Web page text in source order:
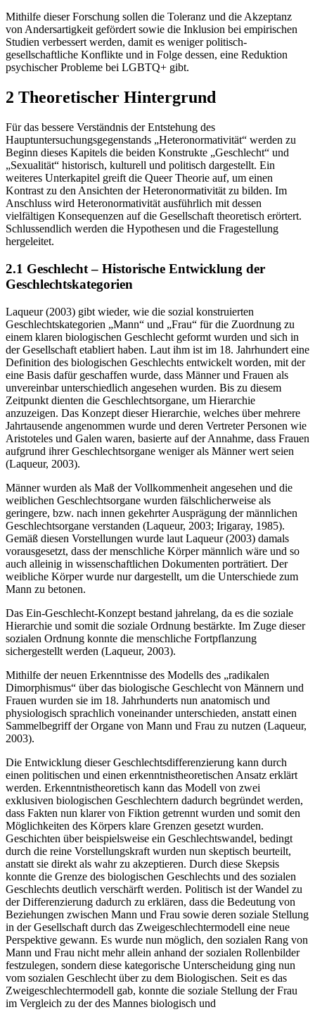
Mithilfe dieser Forschung sollen die Toleranz und die Akzeptanz
von Andersartigkeit gefördert sowie die Inklusion bei empirischen
Studien verbessert werden, damit es weniger politisch-
gesellschaftliche Konflikte und in Folge dessen, eine Reduktion
psychischer Probleme bei LGBTQ+ gibt.
2 Theoretischer Hintergrund
Für das bessere Verständnis der Entstehung des
Hauptuntersuchungsgegenstands „Heteronormativität“ werden zu
Beginn dieses Kapitels die beiden Konstrukte „Geschlecht“ und
„Sexualität“ historisch, kulturell und politisch dargestellt. Ein
weiteres Unterkapitel greift die Queer Theorie auf, um einen
Kontrast zu den Ansichten der Heteronormativität zu bilden. Im
Anschluss wird Heteronormativität ausführlich mit dessen
vielfältigen Konsequenzen auf die Gesellschaft theoretisch erörtert.
Schlussendlich werden die Hypothesen und die Fragestellung
hergeleitet.
2.1 Geschlecht – Historische Entwicklung der
Geschlechtskategorien
Laqueur (2003) gibt wieder, wie die sozial konstruierten
Geschlechtskategorien „Mann“ und „Frau“ für die Zuordnung zu
einem klaren biologischen Geschlecht geformt wurden und sich in
der Gesellschaft etabliert haben. Laut ihm ist im 18. Jahrhundert eine
Definition des biologischen Geschlechts entwickelt worden, mit der
eine Basis dafür geschaffen wurde, dass Männer und Frauen als
unvereinbar unterschiedlich angesehen wurden. Bis zu diesem
Zeitpunkt dienten die Geschlechtsorgane, um Hierarchie
anzuzeigen. Das Konzept dieser Hierarchie, welches über mehrere
Jahrtausende angenommen wurde und deren Vertreter Personen wie
Aristoteles und Galen waren, basierte auf der Annahme, dass Frauen
aufgrund ihrer Geschlechtsorgane weniger als Männer wert seien
(Laqueur, 2003).
Männer wurden als Maß der Vollkommenheit angesehen und die
weiblichen Geschlechtsorgane wurden fälschlicherweise als
geringere, bzw. nach innen gekehrter Ausprägung der männlichen
Geschlechtsorgane verstanden (Laqueur, 2003; Irigaray, 1985).
Gemäß diesen Vorstellungen wurde laut Laqueur (2003) damals
vorausgesetzt, dass der menschliche Körper männlich wäre und so
auch alleinig in wissenschaftlichen Dokumenten porträtiert. Der
weibliche Körper wurde nur dargestellt, um die Unterschiede zum
Mann zu betonen.
Das Ein-Geschlecht-Konzept bestand jahrelang, da es die soziale
Hierarchie und somit die soziale Ordnung bestärkte. Im Zuge dieser
sozialen Ordnung konnte die menschliche Fortpflanzung
sichergestellt werden (Laqueur, 2003).
Mithilfe der neuen Erkenntnisse des Modells des „radikalen
Dimorphismus“ über das biologische Geschlecht von Männern und
Frauen wurden sie im 18. Jahrhunderts nun anatomisch und
physiologisch sprachlich voneinander unterschieden, anstatt einen
Sammelbegriff der Organe von Mann und Frau zu nutzen (Laqueur,
2003).
Die Entwicklung dieser Geschlechtsdifferenzierung kann durch
einen politischen und einen erkenntnistheoretischen Ansatz erklärt
werden. Erkenntnistheoretisch kann das Modell von zwei
exklusiven biologischen Geschlechtern dadurch begründet werden,
dass Fakten nun klarer von Fiktion getrennt wurden und somit den
Möglichkeiten des Körpers klare Grenzen gesetzt wurden.
Geschichten über beispielsweise ein Geschlechtswandel, bedingt
durch die reine Vorstellungskraft wurden nun skeptisch beurteilt,
anstatt sie direkt als wahr zu akzeptieren. Durch diese Skepsis
konnte die Grenze des biologischen Geschlechts und des sozialen
Geschlechts deutlich verschärft werden. Politisch ist der Wandel zu
der Differenzierung dadurch zu erklären, dass die Bedeutung von
Beziehungen zwischen Mann und Frau sowie deren soziale Stellung
in der Gesellschaft durch das Zweigeschlechtermodell eine neue
Perspektive gewann. Es wurde nun möglich, den sozialen Rang von
Mann und Frau nicht mehr allein anhand der sozialen Rollenbilder
festzulegen, sondern diese kategorische Unterscheidung ging nun
vom sozialen Geschlecht über zu dem Biologischen. Seit es das
Zweigeschlechtermodell gab, konnte die soziale Stellung der Frau
im Vergleich zu der des Mannes biologisch und